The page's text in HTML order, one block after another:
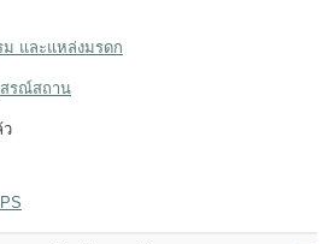
และแหล่งมรดก
รณ์สถาน
ว